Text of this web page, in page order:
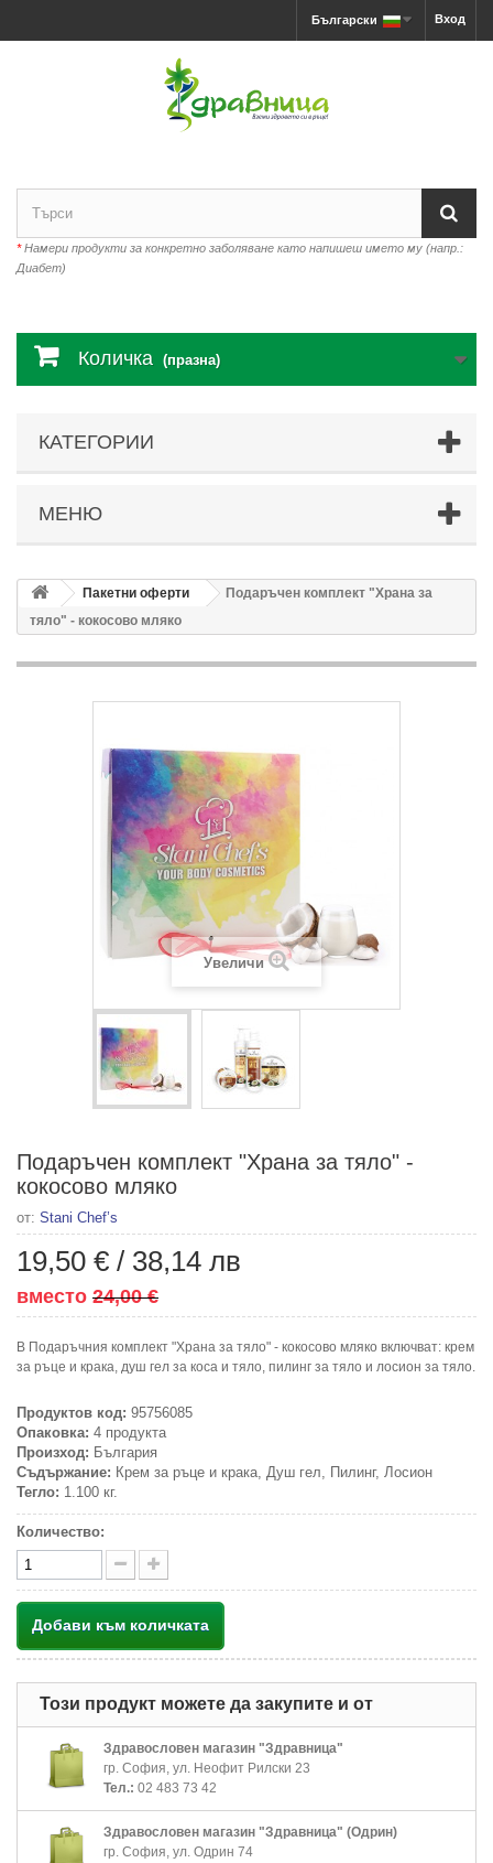
Вход
Български
*Намери продукти за конкретно заболяване като напишеш името му (напр.:
Диабет)
Количка (празна)
КАТЕГОРИИ
МЕНЮ
Пакетни оферти
Подаръчен комплект "Храна за
тяло" - кокосово мляко
Увеличи
Подаръчен комплект "Храна за тяло" -
кокосово мляко
от: Stani Chef’s
19,50 € / 38,14 лв
вместо 24,00 €
В Подаръчния комплект "Храна за тяло" - кокосово мляко включват: крем
за ръце и крака, душ гел за коса и тяло, пилинг за тяло и лосион за тяло.
Продуктов код: 95756085
Опаковка: 4 продукта
Произход: България
Съдържание: Крем за ръце и крака, Душ гел, Пилинг, Лосион
Тегло: 1.100 кг.
Количество:
Добави към количката
Този продукт можете да закупите и от
Здравословен магазин "Здравница"
гр. София, ул. Неофит Рилски 23
Тел.: 02 483 73 42
Здравословен магазин "Здравница" (Одрин)
гр. София, ул. Одрин 74